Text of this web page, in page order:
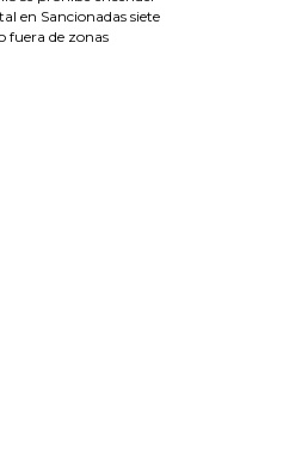
en Sancionadas siete
fuera de zonas